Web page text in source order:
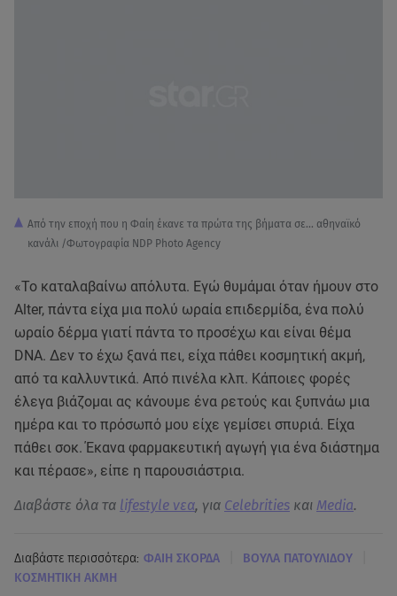
Από την εποχή που η Φαίη έκανε τα πρώτα της βήματα σε... αθηναϊκό
κανάλι /Φωτογραφία NDP Photo Agency
«Το καταλαβαίνω απόλυτα. Εγώ θυμάμαι όταν ήμουν στο
Alter, πάντα είχα μια πολύ ωραία επιδερμίδα, ένα πολύ
ωραίο δέρμα γιατί πάντα το προσέχω και είναι θέμα
DNA. Δεν το έχω ξανά πει, είχα πάθει κοσμητική ακμή,
από τα καλλυντικά. Από πινέλα κλπ. Κάποιες φορές
έλεγα βιάζομαι ας κάνουμε ένα ρετούς και ξυπνάω μια
ημέρα και το πρόσωπό μου είχε γεμίσει σπυριά. Είχα
πάθει σοκ. Έκανα φαρμακευτική αγωγή για ένα διάστημα
και πέρασε», είπε η παρουσιάστρια.
Διαβάστε όλα τα lifestyle νεα, για Celebrities και Media.
Διαβάστε περισσότερα: ΦΑΙΗ ΣΚΟΡΔΑ ΒΟΥΛΑ ΠΑΤΟΥΛΙΔΟΥ
ΚΟΣΜΗΤΙΚΗ ΑΚΜΗ